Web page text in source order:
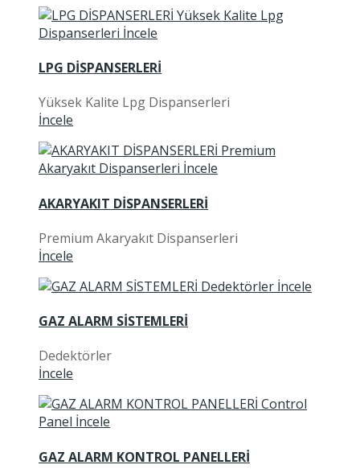
LPG DİSPANSERLERİ
Yüksek Kalite Lpg Dispanserleri
İncele
AKARYAKIT DİSPANSERLERİ
Premium Akaryakıt Dispanserleri
İncele
GAZ ALARM SİSTEMLERİ
Dedektörler
İncele
GAZ ALARM KONTROL PANELLERİ